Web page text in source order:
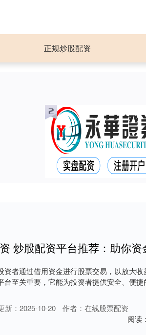
正规炒股配资
炒股配资平台推荐：助你
资者通过借用资金进行股票交易，以放大
台至关重要，它能为投资者提供安全、便
新：2025-10-20
作者：在线股票配资
阅读：